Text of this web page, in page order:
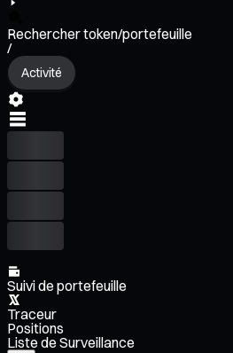
Rechercher token/portefeuille
/
Activité
Suivi de portefeuille
Traceur
Positions
Liste de Surveillance